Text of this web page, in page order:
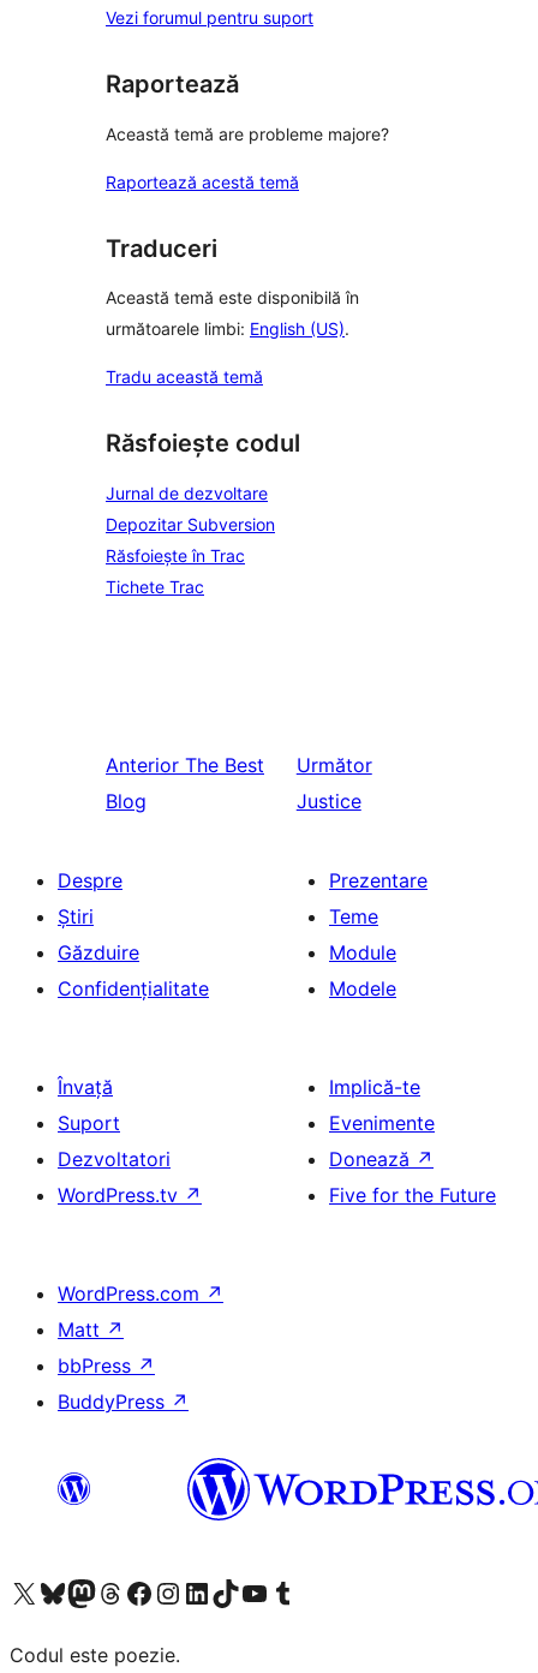
Vezi forumul pentru suport
Raportează
Această temă are probleme majore?
Raportează acestă temă
Traduceri
Această temă este disponibilă în
următoarele limbi: English (US).
Tradu această temă
Răsfoiește codul
Jurnal de dezvoltare
Depozitar Subversion
Răsfoiește în Trac
Tichete Trac
Anterior The Best
Blog
Următor
Justice
Despre
Știri
Găzduire
Confidențialitate
Prezentare
Teme
Module
Modele
Învață
Suport
Dezvoltatori
WordPress.tv ↗
Implică-te
Evenimente
Donează ↗
Five for the Future
WordPress.com ↗
Matt ↗
bbPress ↗
BuddyPress ↗
Mergi la contul nostru X (fost Twitter)
Vizitează contul nostru Bluesky
Vizitează contul nostru Mastodon
Vizitează contul nostru Threads
Vizitează pagina noastră Facebook
Vizitează-ne pe Instagram
Vizitează-ne pe LinkedIn
Vizitează contul nostru TikTok
Vizitează canalul nostru YouTube
Vizitează contul nostru Tumblr
Codul este poezie.